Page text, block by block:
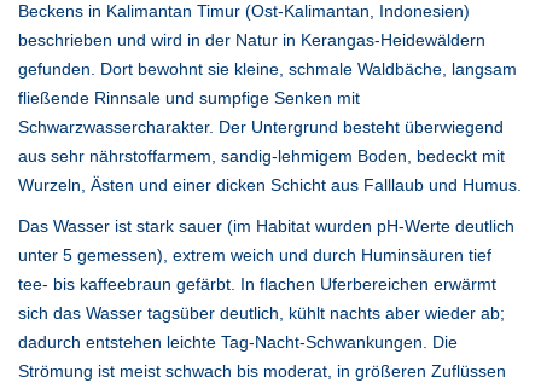
Beckens in Kalimantan Timur (Ost-Kalimantan, Indonesien)
beschrieben und wird in der Natur in Kerangas-Heidewäldern
gefunden. Dort bewohnt sie kleine, schmale Waldbäche, langsam
fließende Rinnsale und sumpfige Senken mit
Schwarzwassercharakter. Der Untergrund besteht überwiegend
aus sehr nährstoffarmem, sandig-lehmigem Boden, bedeckt mit
Wurzeln, Ästen und einer dicken Schicht aus Falllaub und Humus.
Das Wasser ist stark sauer (im Habitat wurden pH-Werte deutlich
unter 5 gemessen), extrem weich und durch Huminsäuren tief
tee- bis kaffeebraun gefärbt. In flachen Uferbereichen erwärmt
sich das Wasser tagsüber deutlich, kühlt nachts aber wieder ab;
dadurch entstehen leichte Tag-Nacht-Schwankungen. Die
Strömung ist meist schwach bis moderat, in größeren Zuflüssen